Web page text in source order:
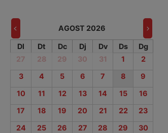
AGOST 2026
Dl Dt Dc Dj Dv Ds
Dg
27
28 29 30 31 1
2
3
4 5 6 7 8
9
10
11 12 13 14 15
16
17
18 19 20 21 22
23
24
25 26 27 28 29
30